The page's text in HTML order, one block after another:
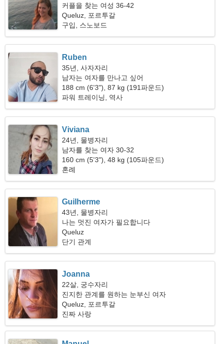
커플을 찾는 여성 36-42
Queluz, 포르투갈
구입, 스노보드
Ruben
35년, 사자자리
남자는 여자를 만나고 싶어
188 cm (6'3"), 87 kg (191파운드)
파워 트레이닝, 역사
Viviana
24년, 물병자리
남자를 찾는 여자 30-32
160 cm (5'3"), 48 kg (105파운드)
혼례
Guilherme
43년, 물병자리
나는 멋진 여자가 필요합니다
Queluz
단기 관계
Joanna
22살, 궁수자리
진지한 관계를 원하는 눈부신 여자
Queluz, 포르투갈
진짜 사랑